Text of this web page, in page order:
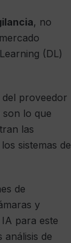
, no
(DL)
proveedor
son lo que
las
sistemas de
de
y
para este
de